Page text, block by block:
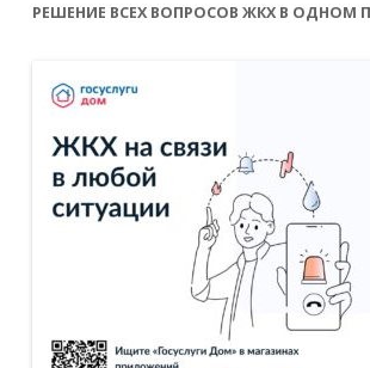
РЕШЕНИЕ ВСЕХ ВОПРОСОВ ЖКХ В ОДНОМ